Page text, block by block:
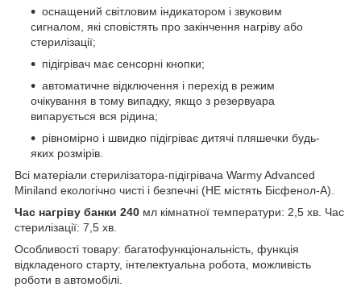
оснащений світловим індикатором і звуковим
сигналом, які сповістять про закінчення нагріву або
стерилізації;
підігрівач має сенсорні кнопки;
автоматичне відключення і перехід в режим
очікування в тому випадку, якщо з резервуара
випарується вся рідина;
рівномірно і швидко підігріває дитячі пляшечки будь-
яких розмірів.
Всі матеріали стерилізатора-підігрівача Warmy Advanced
Miniland екологічно чисті і безпечні (НЕ містять Бісфенол-А).
Час нагріву банки 240 мл кімнатної температури: 2,5 хв. Час
стерилізації: 7,5 хв.
Особливості товару: багатофункціональність, функція
відкладеного старту, інтелектуальна робота, можливість
роботи в автомобілі.